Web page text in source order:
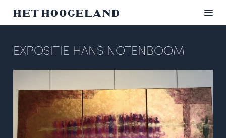
EXPOSITIE HANS NOTENBOOM